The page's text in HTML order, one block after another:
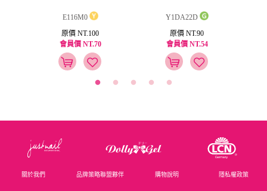
E116M0
原價 NT.100
會員價 NT.70
Y1DA22D
原價 NT.90
會員價 NT.54
關於我們 品牌策略聯盟夥伴 購物說明 隱私權政策